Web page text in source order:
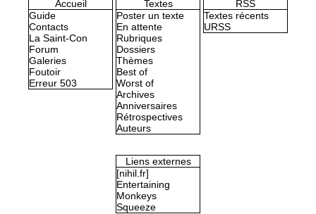
Accueil
Guide
Contacts
La Saint-Con
Forum
Galeries
Foutoir
Erreur 503
Textes
Poster un texte
En attente
Rubriques
Dossiers
Thèmes
Best of
Worst of
Archives
Anniversaires
Rétrospectives
Auteurs
RSS
Textes récents
URSS
Liens externes
[nihil.fr]
Entertaining
Monkeys
Squeeze